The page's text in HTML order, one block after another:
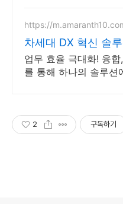
https://
차세대 DX 혁신 솔
혁신의 완성
업무 효율 극대화! 융
를 통해 하나의 솔루션
2 구독하기